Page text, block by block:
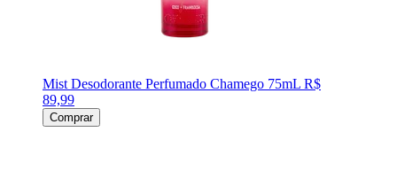
Mist Desodorante Perfumado Chamego 75mL R$
89,99
Comprar